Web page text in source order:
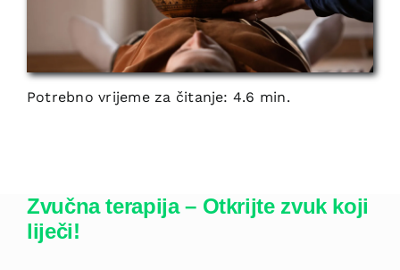
Potrebno vrijeme za čitanje: 4.6 min.
Zvučna terapija – Otkrijte zvuk koji
liječi!